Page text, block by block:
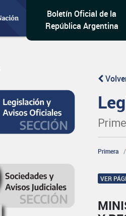
Boletín Oficial de la
República Argentina
Primera
VER